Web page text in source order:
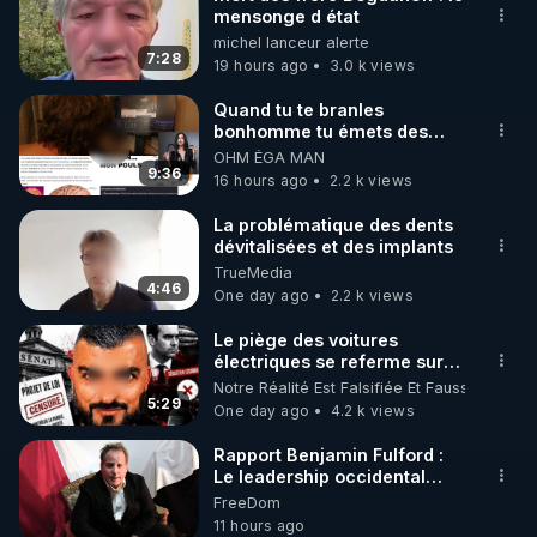
🌱 INSTAGRAM
https://www.instagram.com/rdlr_thierrycasasnovas/
http://rgnr.li/instagram
🌱 LA NEWSLETTER
Pour ne pas rater l’actualité RGNR (stages,
http://rgnr.li/news
🌱 VIDÉOS NON CENSURÉES SUR ODYSEE
Toutes les vidéos Youtube sont aussi sur la
http://rgnr.li/odysee
🌱 LES STAGES EN PRÉSENTIEL
http://rgnr.li/stages
7:28
mensonge d état
michel lanceur alerte
19 hours ago
3.0 k views
9:36
Quand tu te branles
bonhomme tu émets des
ondes ils ont juste omis de
t'expliquer
OHM ÉGA MAN
16 hours ago
2.2 k views
4:46
La problématique des dents
dévitalisées et des implants
TrueMedia
One day ago
2.2 k views
5:29
Le piège des voitures
électriques se referme sur
les usagers !
Notre Réalité Est Falsifiée Et Fausse
One day ago
4.2 k views
Rapport Benjamin Fulford :
Le leadership occidental
dysfonctionnel s’enfonce
dans une spirale infernale
FreeDom
11 hours ago